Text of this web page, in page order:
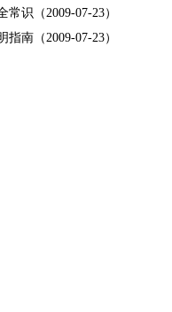
识（2009-07-23）
南（2009-07-23）